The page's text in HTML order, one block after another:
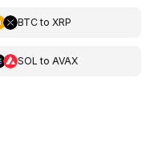
BTCto XRP
SOL to AVAX